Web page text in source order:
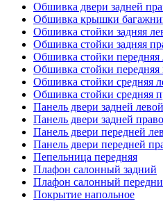
Обшивка двери задней
Обшивка крышки
Обшивка стойки задняя
Обшивка стойки задняя
Обшивка стойки передняя
Обшивка стойки передняя
Обшивка стойки средняя
Обшивка стойки средняя
Панель двери задней левой
Панель двери задней
Панель двери передней
Панель двери передней
Пепельница передняя
Плафон салонный задний
Плафон салонный
Покрытие напольное